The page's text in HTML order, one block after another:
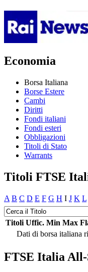
Economia
Borsa Italiana
Borse Estere
Cambi
Diritti
Fondi italiani
Fondi esteri
Obbligazioni
Titoli di Stato
Warrants
Titoli FTSE
A B C D E F G H I J K L
Titoli Uffic. Min Max
Dati di borsa italiana
FTSE Italia All-